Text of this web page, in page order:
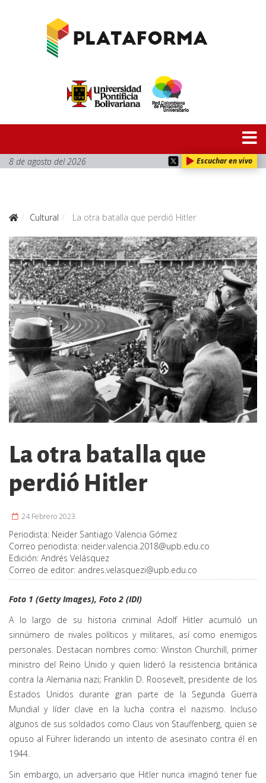
8 de agosto del 2026 Escuchar en vivo
Cultural La otra batalla que perdió Hitler
La otra batalla que
perdió Hitler
24 Febrero 2023
Periodista: Neider Santiago Valencia Gómez
Correo periodista: neider.valencia.2018@upb.edu.co
Edición: Andrés Velásquez
Correo de editor: andres.velasquezi@upb.edu.co
Foto 1 (Getty Images), Foto 2 (IDI)
A lo largo de su historia criminal Adolf Hitler acumuló un
sinnúmero de rivales políticos y militares, así como enemigos
personales. Destacan nombres como: Winston Churchill, primer
ministro del Reino Unido y quien lideró la resistencia británica
contra la Alemania nazi; Franklin D. Roosevelt, presidente de los
Estados Unidos durante gran parte de la Segunda Guerra
Mundial y líder clave en la lucha contra el nazismo. Incluso
algunos de sus soldados como Claus von Stauffenberg, quien se
opuso al Führer liderando un intento de asesinato contra él en
1944.
Sin embargo, un adversario que Hitler nunca imaginó tener fue